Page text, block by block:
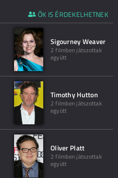
ŐK IS ÉRDEKELHETNEK
Sigourney Weaver
2 filmben játszottak
együtt
Timothy Hutton
2 filmben játszottak
együtt
Oliver Platt
2 filmben játszottak
együtt